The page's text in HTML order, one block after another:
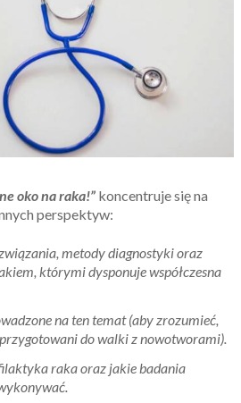
oko na raka!” koncentruje się na
perspektyw:
metody diagnostyki oraz
którymi dysponuje współczesna
na ten temat (aby zrozumieć,
do walki z nowotworami).
raka oraz jakie badania